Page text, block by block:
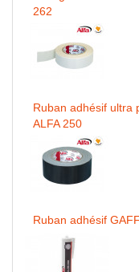
262
Ruban adhésif ultra
ALFA 250
Ruban adhésif